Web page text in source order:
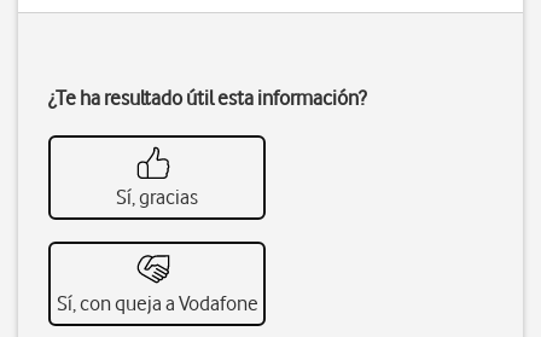
¿Te ha resultado útil esta información?
Sí, gracias
Sí, con queja a Vodafone